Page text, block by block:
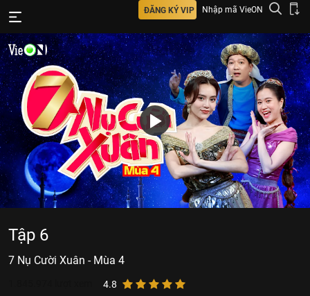
ĐĂNG KÝ VIP Nhập mã VieON
Tập 6
7 Nụ Cười Xuân - Mùa 4
4.8